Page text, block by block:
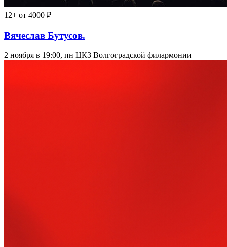
12+ от 4000 ₽
Вячеслав Бутусов.
2 ноября в 19:00, пн ЦКЗ Волгоградской филармонии